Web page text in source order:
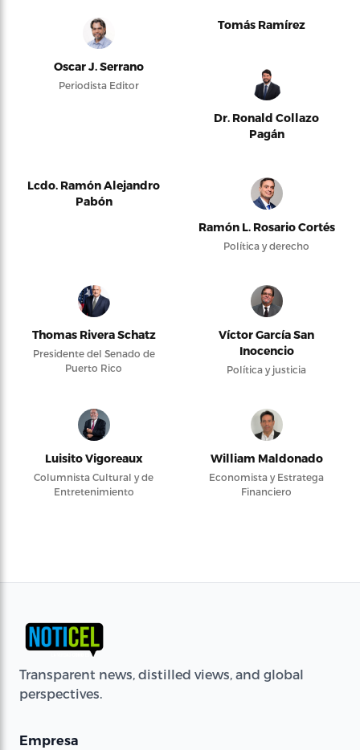
Oscar J. Serrano
Periodista Editor
Tomás Ramírez
Dr. Ronald Collazo
Pagán
Lcdo. Ramón Alejandro
Pabón
Ramón L. Rosario Cortés
Política y derecho
Thomas Rivera Schatz
Presidente del Senado de
Puerto Rico
Víctor García San
Inocencio
Política y justicia
Luisito Vigoreaux
Columnista Cultural y de
Entretenimiento
William Maldonado
Economista y Estratega
Financiero
Transparent news, distilled views, and global
perspectives.
Empresa